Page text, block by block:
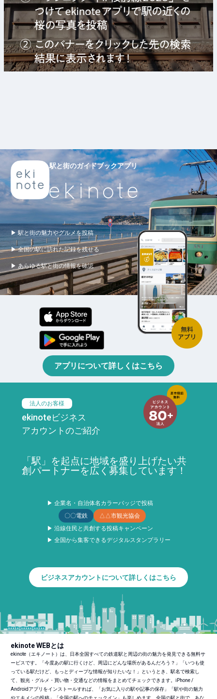
駅と街のガイドブックアプリ
▶ 駅と街の魅力やグルメを投稿
▶ 全国の駅に訪れた記録を残せる
▶ あらゆる駅と街の情報を確認
アプリについて詳しくはこちら
法人のお客様
ekinoteビジネス
アカウントのご紹介
「駅」を起点に地域を盛り上げたい共
創パートナーを広く募集しています！
▶ 企業名・自治体名カラーバッジで投稿
〇〇電鉄
△△市観光協会
▶ 沿線住民と共創する投稿キャンペーン
▶ 全国から集客できるデジタルスタンプラリー
ビジネスアカウントについて詳しくはこちら
ekinote WEBとは
ekinote（エキノート）は、日本全国すべての鉄道駅と周辺の街の魅力を発見できる無料サ
ービスです。「今度あの駅に行くけど、周辺にどんな場所があるんだろう？」「いつも使
っている駅だけど、もっとディープな情報が知りたいな！」というとき、駅名で検索し
て、観光・グルメ・買い物・交通などの情報をまとめてチェックできます。iPhone /
Androidアプリをインストールすれば、「お気に入りの駅や記事の保存」「駅や街の魅力
やエキメシの投稿」「全国の駅へのチェックイン」も楽しめます。全国の駅と街で、あな